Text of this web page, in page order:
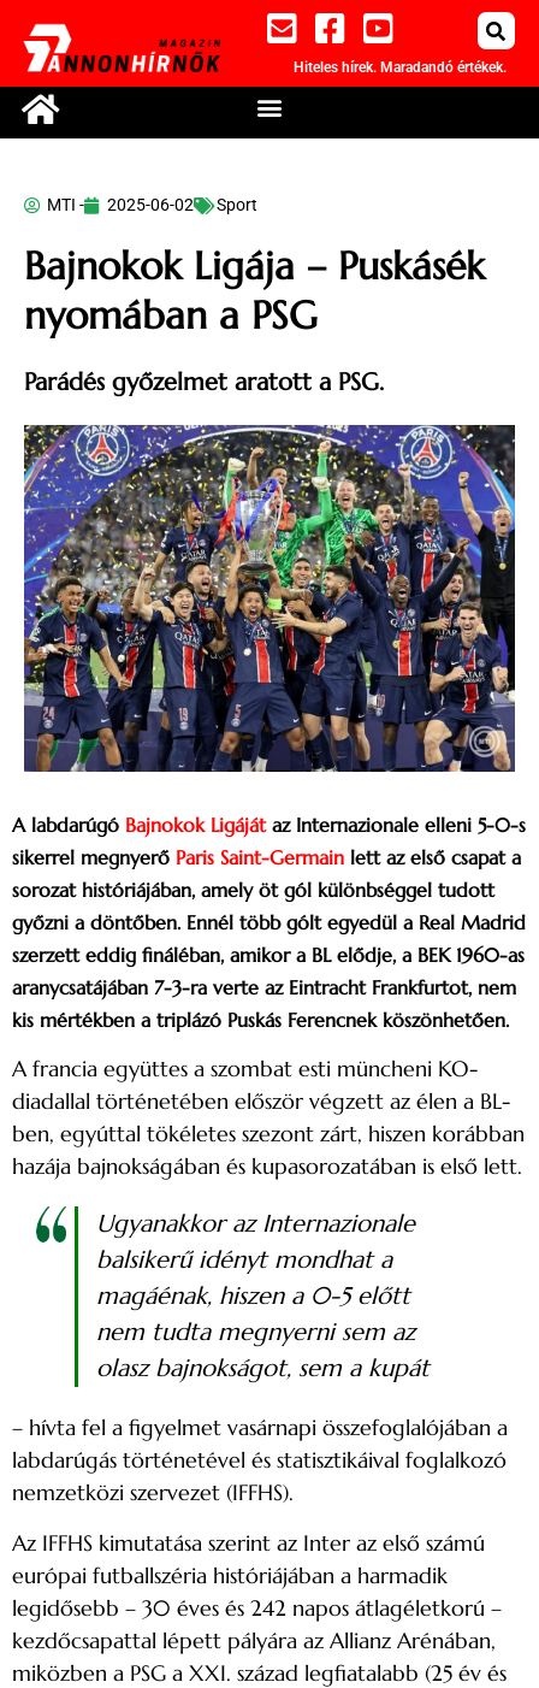
Hiteles hírek. Maradandó értékek.
MTI - 2025-06-02 Sport
Bajnokok Ligája – Puskásék
nyomában a PSG
Parádés győzelmet aratott a PSG.
A labdarúgó Bajnokok Ligájátaz Internazionale elleni 5-0-s
sikerrel megnyerő Paris Saint-Germain lett az első csapat a
sorozat históriájában, amely öt gól különbséggel tudott
győzni a döntőben. Ennél több gólt egyedül a Real Madrid
szerzett eddig fináléban, amikor a BL elődje, a BEK 1960-as
aranycsatájában 7-3-ra verte az Eintracht Frankfurtot, nem
kis mértékben a triplázó Puskás Ferencnek köszönhetően.
A francia együttes a szombat esti müncheni KO-
diadallal történetében először végzett az élen a BL-
ben, egyúttal tökéletes szezont zárt, hiszen korábban
hazája bajnokságában és kupasorozatában is első lett.
Ugyanakkor az Internazionale
balsikerű idényt mondhat a
magáénak, hiszen a 0-5 előtt
nem tudta megnyerni sem az
olasz bajnokságot, sem a kupát
– hívta fel a figyelmet vasárnapi összefoglalójában a
labdarúgás történetével és statisztikáival foglalkozó
nemzetközi szervezet (IFFHS).
Az IFFHS kimutatása szerint az Inter az első számú
európai futballszéria históriájában a harmadik
legidősebb – 30 éves és 242 napos átlagéletkorú –
kezdőcsapattal lépett pályára az Allianz Arénában,
miközben a PSG a XXI. század legfiatalabb (25 év és